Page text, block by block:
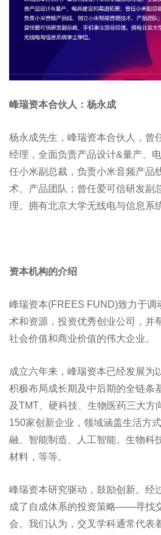
峰瑞资本合伙人：杨永成
杨永成先生，峰瑞资本合伙人，曾
经理，全面负责产品设计&量产、
任小米副总裁，负责小米音频产品
术、产品团队；曾任爱可信研发副
理。拥有北京大学无线电与信息系
资本机构的介绍
峰瑞资本(FREES FUND)致力于调
术和资源，投资优秀创业公司，并
社会价值和商业价值的伟大企业。
成立六年来，峰瑞资本已经发展为
积极布局成长期及中后期的全链条
及TMT、硬科技、生物医药三大方
150家创新企业，领域涵盖生活方
融、智能制造、人工智能、生物科
材料，等等。
峰瑞资本研究驱动，鼓励创新。经
成了自成体系的投资策略——寻找
会。我们认为，交叉学科通常代表